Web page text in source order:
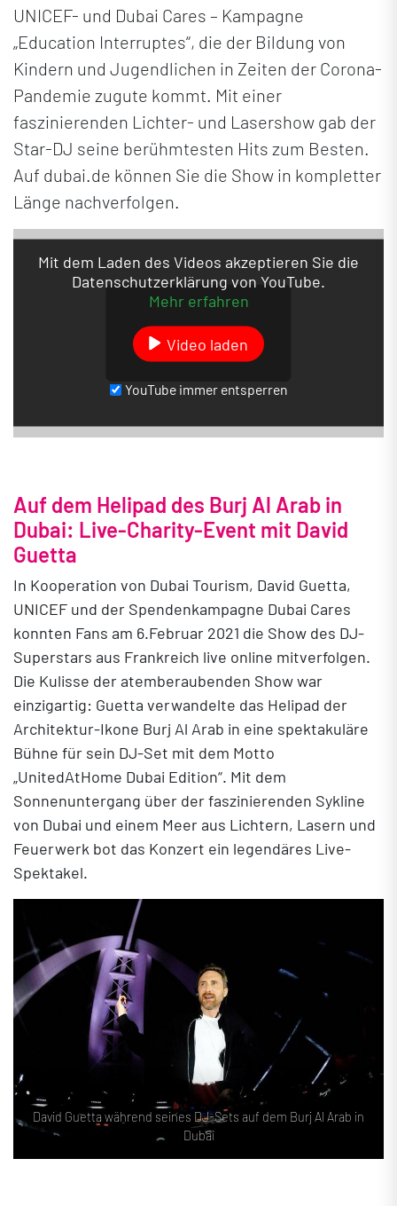
UNICEF- und Dubai Cares – Kampagne
„Education Interruptes“, die der Bildung von
Kindern und Jugendlichen in Zeiten der Corona-
Pandemie zugute kommt. Mit einer
faszinierenden Lichter- und Lasershow gab der
Star-DJ seine berühmtesten Hits zum Besten.
Auf dubai.de können Sie die Show in kompletter
Länge nachverfolgen.
Mit dem Laden des Videos akzeptieren Sie die
Datenschutzerklärung von YouTube.
Mehr erfahren
Video laden
YouTube immer entsperren
Auf dem Helipad des Burj Al Arab in
Dubai: Live-Charity-Event mit David
Guetta
In Kooperation von Dubai Tourism, David Guetta,
UNICEF und der Spendenkampagne Dubai Cares
konnten Fans am 6.Februar 2021 die Show des DJ-
Superstars aus Frankreich live online mitverfolgen.
Die Kulisse der atemberaubenden Show war
einzigartig: Guetta verwandelte das Helipad der
Architektur-Ikone Burj Al Arab in eine spektakuläre
Bühne für sein DJ-Set mit dem Motto
„UnitedAtHome Dubai Edition“. Mit dem
Sonnenuntergang über der faszinierenden Sykline
von Dubai und einem Meer aus Lichtern, Lasern und
Feuerwerk bot das Konzert ein legendäres Live-
Spektakel.
David Guetta während seines DJ-Sets auf dem Burj Al Arab in
Dubai